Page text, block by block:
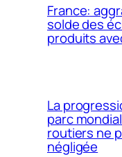
France:
solde des
produits
La
parc
routiers ne
négligée